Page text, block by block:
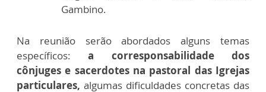
Gambino.
Na reunião serão abordados alguns temas
específicos:a corresponsabilidade dos
cônjuges e sacerdotes na pastoral das Igrejas
particulares, algumas dificuldades concretas das